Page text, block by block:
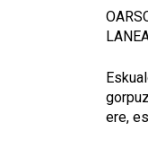
ere,